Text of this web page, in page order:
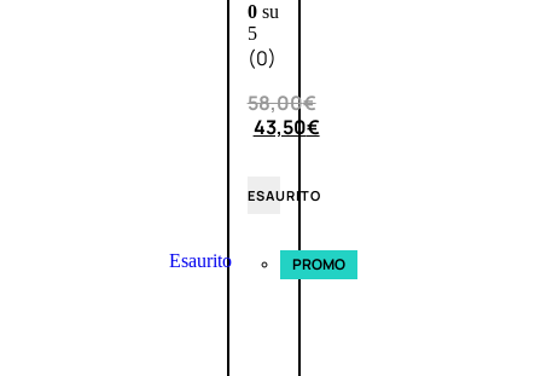
0su
5
(0)
58,00€
43,50€
ESAURITO
Esaurito PROMO